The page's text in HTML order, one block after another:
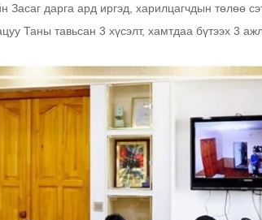
дарга ард иргэд, харилцагчдын төлөө
Таны тавьсан 3 хүсэлт, хамтдаа бүтээх 3